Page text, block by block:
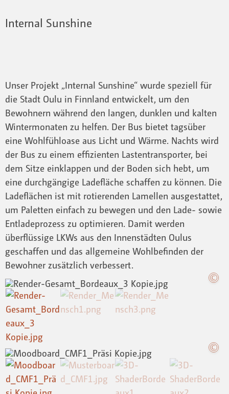
Internal Sunshine
Unser Projekt „Internal Sunshine“ wurde speziell für
die Stadt Oulu in Finnland entwickelt, um den
Bewohnern während den langen, dunklen und kalten
Wintermonaten zu helfen. Der Bus bietet tagsüber
eine Wohlfühloase aus Licht und Wärme. Nachts wird
der Bus zu einem effizienten Lastentransporter, bei
dem Sitze einklappen und der Boden sich hebt, um
eine durchgängige Ladefläche schaffen zu können. Die
Ladeflächen ist mit rotierenden Lamellen ausgestattet,
um Paletten einfach zu bewegen und den Lade- sowie
Entladeprozess zu optimieren. Damit werden
überflüssige LKWs aus den Innenstädten Oulus
geschaffen und das allgemeine Wohlbefinden der
Bewohner zusätzlich verbessert.